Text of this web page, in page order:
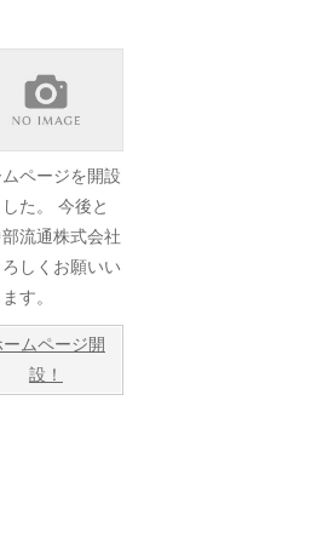
ページを開設
した。 今後と
部流通株式会社
しくお願いい
す。
ームページ開
設！